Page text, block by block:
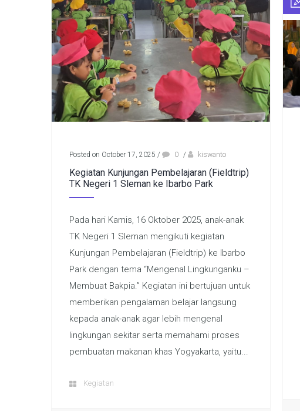
Posted on October 17, 2025 / 0 / kiswanto
Kegiatan Kunjungan Pembelajaran (Fieldtrip)
TK Negeri 1 Sleman ke Ibarbo Park
Pada hari Kamis, 16 Oktober 2025, anak-anak
TK Negeri 1 Sleman mengikuti kegiatan
Kunjungan Pembelajaran (Fieldtrip) ke Ibarbo
Park dengan tema “Mengenal Lingkunganku –
Membuat Bakpia.” Kegiatan ini bertujuan untuk
memberikan pengalaman belajar langsung
kepada anak-anak agar lebih mengenal
lingkungan sekitar serta memahami proses
pembuatan makanan khas Yogyakarta, yaitu...
Kegiatan